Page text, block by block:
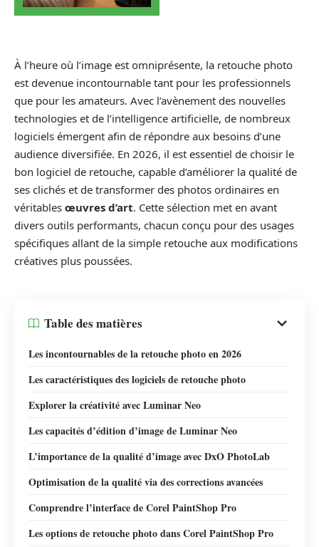
À l’heure où l’image est omniprésente, la retouche photo
est devenue incontournable tant pour les professionnels
que pour les amateurs. Avec l’avènement des nouvelles
technologies et de l’intelligence artificielle, de nombreux
logiciels émergent afin de répondre aux besoins d’une
audience diversifiée. En 2026, il est essentiel de choisir le
bon logiciel de retouche, capable d’améliorer la qualité de
ses clichés et de transformer des photos ordinaires en
véritables œuvres d’art. Cette sélection met en avant
divers outils performants, chacun conçu pour des usages
spécifiques allant de la simple retouche aux modifications
créatives plus poussées.
Table des matières
Les incontournables de la retouche photo en 2026
Les caractéristiques des logiciels de retouche photo
Explorer la créativité avec Luminar Neo
Les capacités d’édition d’image de Luminar Neo
L’importance de la qualité d’image avec DxO PhotoLab
Optimisation de la qualité via des corrections avancées
Comprendre l’interface de Corel PaintShop Pro
Les options de retouche photo dans Corel PaintShop Pro